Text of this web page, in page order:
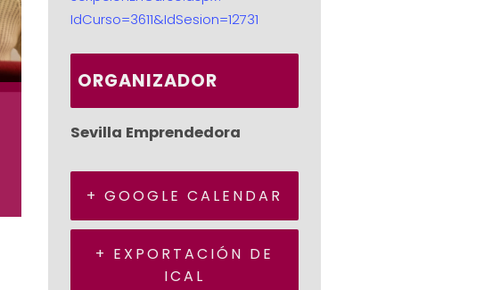
IdCurso=3611&IdSesion=12731
ORGANIZADOR
Sevilla Emprendedora
+ GOOGLE CALENDAR
+ EXPORTACIÓN DE
ICAL